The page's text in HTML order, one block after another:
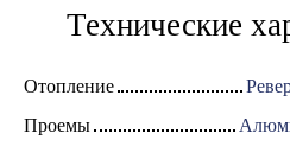
Технические
Отопление
Проемы